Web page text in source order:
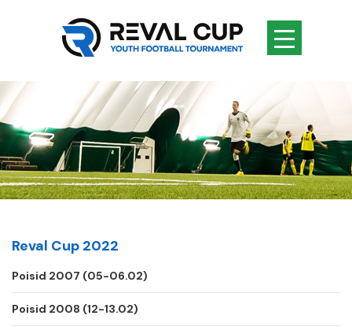
Reval Cup 2022
Poisid 2007 (05-06.02)
Poisid 2008 (12-13.02)